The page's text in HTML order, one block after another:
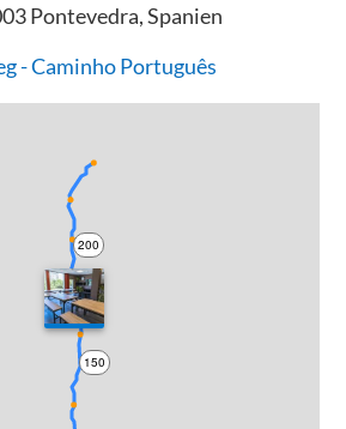
Pontevedra, Spanien
- Caminho Português
150
200